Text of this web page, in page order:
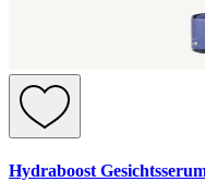
Hydraboost